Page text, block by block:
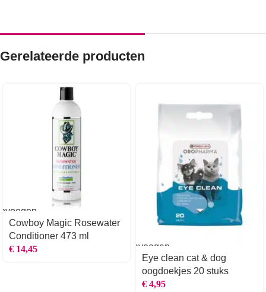
Gerelateerde producten
Cowboy Magic Rosewater
Conditioner 473 ml
€ 14,45
Toevoegen
winkelwagen
Toevoegen
aan
verlanglijst
Eye clean cat & dog
oogdoekjes 20 stuks
€ 4,95